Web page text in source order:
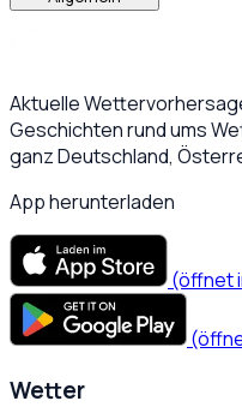
Aktuelle
Geschichten rund ums
ganz Deutschland,
App herunterladen
(öffnet
Wetter